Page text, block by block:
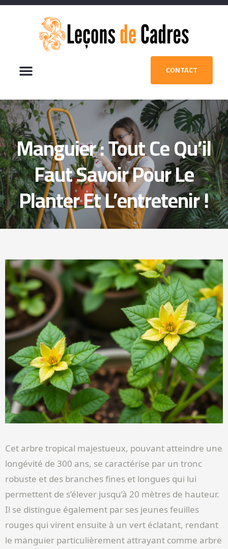
CONTACT
Manguier : Tout Ce Qu’il
Faut Savoir Pour Le
Planter Et L’entretenir !
Cet arbre tropical majestueux, pouvant atteindre une
longévité de 300 ans, se caractérise par un tronc
robuste et des branches fines et longues qui lui
permettent de s’élever jusqu’à 20 mètres de hauteur.
Il se distingue également par ses jeunes feuilles
rouges qui virent ensuite à un vert éclatant, rendant
le manguier particulièrement attrayant comme arbre